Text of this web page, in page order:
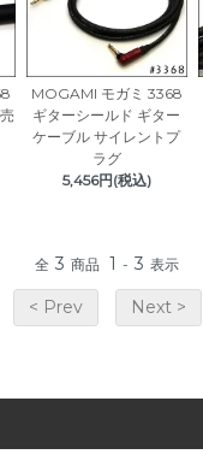
MOGAMI モガミ 3368
ギターシールド ギター
ケーブル サイレントプ
ラグ
5,456円(税込)
全 3 商品 1 - 3 表示
< Prev Next >